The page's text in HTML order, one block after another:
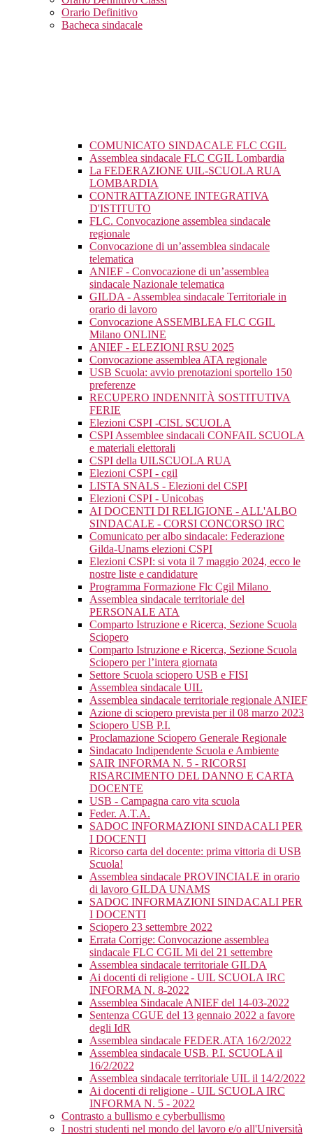
Orario Definitivo
Bacheca sindacale
COMUNICATO SINDACALE FLC CGIL
Assemblea sindacale FLC CGIL Lombardia
La FEDERAZIONE UIL-SCUOLA RUA
LOMBARDIA
CONTRATTAZIONE INTEGRATIVA
D'ISTITUTO
FLC. Convocazione assemblea sindacale
regionale
Convocazione di un’assemblea sindacale
telematica
ANIEF - Convocazione di un’assemblea
sindacale Nazionale telematica
GILDA - Assemblea sindacale Territoriale in
orario di lavoro
Convocazione ASSEMBLEA FLC CGIL
Milano ONLINE
ANIEF - ELEZIONI RSU 2025
Convocazione assemblea ATA regionale
USB Scuola: avvio prenotazioni sportello 150
preferenze
RECUPERO INDENNITÀ SOSTITUTIVA
FERIE
Elezioni CSPI -CISL SCUOLA
CSPI Assemblee sindacali CONFAIL SCUOLA
e materiali elettorali
CSPI della UILSCUOLA RUA
Elezioni CSPI - cgil
LISTA SNALS - Elezioni del CSPI
Elezioni CSPI - Unicobas
AI DOCENTI DI RELIGIONE - ALL'ALBO
SINDACALE - CORSI CONCORSO IRC
Comunicato per albo sindacale: Federazione
Gilda-Unams elezioni CSPI
Elezioni CSPI: si vota il 7 maggio 2024, ecco le
nostre liste e candidature
Programma Formazione Flc Cgil Milano
Assemblea sindacale territoriale del
PERSONALE ATA
Comparto Istruzione e Ricerca, Sezione Scuola
Sciopero
Comparto Istruzione e Ricerca, Sezione Scuola
Sciopero per l’intera giornata
Settore Scuola sciopero USB e FISI
Assemblea sindacale UIL
Assemblea sindacale territoriale regionale ANIEF
Azione di sciopero prevista per il 08 marzo 2023
Sciopero USB P.I.
Proclamazione Sciopero Generale Regionale
Sindacato Indipendente Scuola e Ambiente
SAIR INFORMA N. 5 - RICORSI
RISARCIMENTO DEL DANNO E CARTA
DOCENTE
USB - Campagna caro vita scuola
Feder. A.T.A.
SADOC INFORMAZIONI SINDACALI PER
I DOCENTI
Ricorso carta del docente: prima vittoria di USB
Scuola!
Assemblea sindacale PROVINCIALE in orario
di lavoro GILDA UNAMS
SADOC INFORMAZIONI SINDACALI PER
I DOCENTI
Sciopero 23 settembre 2022
Errata Corrige: Convocazione assemblea
sindacale FLC CGIL Mi del 21 settembre
Assemblea sindacale territoriale GILDA
Ai docenti di religione - UIL SCUOLA IRC
INFORMA N. 8-2022
Assemblea Sindacale ANIEF del 14-03-2022
Sentenza CGUE del 13 gennaio 2022 a favore
degli IdR
Assemblea sindacale FEDER.ATA 16/2/2022
Assemblea sindacale USB. P.I. SCUOLA il
16/2/2022
Assemblea sindacale territoriale UIL il 14/2/2022
Ai docenti di religione - UIL SCUOLA IRC
INFORMA N. 5 - 2022
Contrasto a bullismo e cyberbullismo
I nostri studenti nel mondo del lavoro e/o all'Università